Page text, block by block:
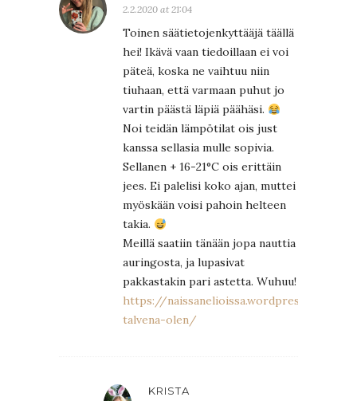
2.2.2020 at 21:04
Toinen säätietojenkyttääjä täällä
hei! Ikävä vaan tiedoillaan ei voi
päteä, koska ne vaihtuu niin
tiuhaan, että varmaan puhut jo
vartin päästä läpiä päähäsi.
Noi teidän lämpötilat ois just
kanssa sellasia mulle sopivia.
Sellanen + 16-21°C ois erittäin
jees. Ei palelisi koko ajan, muttei
myöskään voisi pahoin helteen
takia.
Meillä saatiin tänään jopa nauttia
auringosta, ja lupasivat
pakkastakin pari astetta. Wuhuu!
https://naissanelioissa.wordpress.com/
talvena-olen/
KRISTA